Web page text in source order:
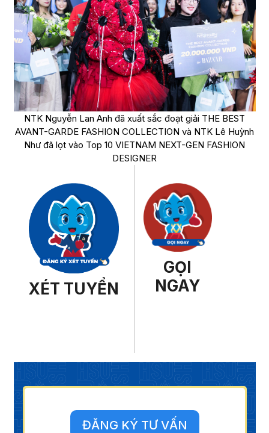
NTK Nguyễn Lan Anh đã xuất sắc đoạt giải THE BEST
AVANT-GARDE FASHION COLLECTION và NTK Lê Huỳnh
Như đã lọt vào Top 10 VIETNAM NEXT-GEN FASHION
DESIGNER
XÉT TUYỂN
GỌI
NGAY
ĐĂNG KÝ TƯ VẤN